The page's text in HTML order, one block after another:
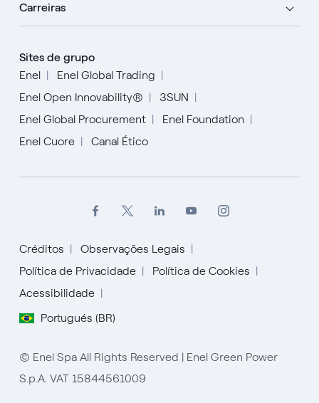
Carreiras
Sites de grupo
Enel
Enel Global Trading
Enel Open Innovability®
3SUN
Enel Global Procurement
Enel Foundation
Enel Cuore
Canal Ético
Créditos
Observações Legais
Política de Privacidade
Política de Cookies
Acessibilidade
Portugués (BR)
Español
Portugués (BR)
© Enel Spa All Rights Reserved | Enel Green Power
S.p.A. VAT 15844561009